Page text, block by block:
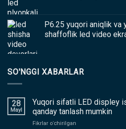
P6.25 yuqori aniqlik va
shaffoflik led video
SO'NGGI XABARLAR
28
Mayl
Yuqori sifatli LED displey
qanday tanlash mumkin
Fikrlar oʻchirilgan